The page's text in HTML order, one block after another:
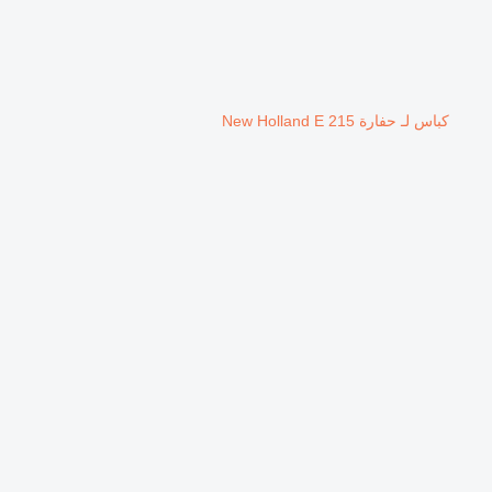
كباس لـ حفارة New Holland E 215